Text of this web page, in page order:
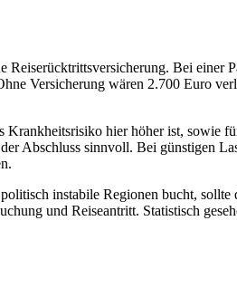
Bei einer
Versicherung wären 2.700 Euro
hier höher ist, sowie
Abschluss sinnvoll. Bei günstigen
instabile Regionen bucht,
und Reiseantritt. Statistisch